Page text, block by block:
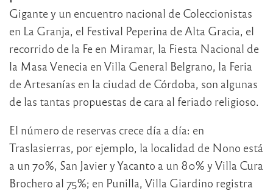
Gigante y un encuentro nacional de Coleccionistas
en La Granja, el Festival Peperina de Alta Gracia, el
recorrido de la Fe en Miramar, la Fiesta Nacional de
la Masa Venecia en Villa General Belgrano, la Feria
de Artesanías en la ciudad de Córdoba, son algunas
de las tantas propuestas de cara al feriado religioso.
El número de reservas crece día a día: en
Traslasierras, por ejemplo, la localidad de Nono está
a un 70%, San Javier y Yacanto a un 80% y Villa Cura
Brochero al 75%; en Punilla, Villa Giardino registra